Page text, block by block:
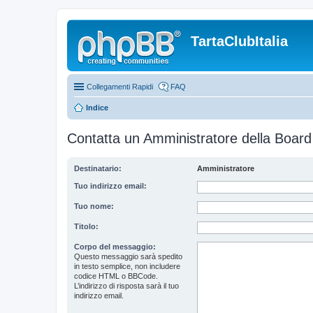
TartaClubItalia
Collegamenti Rapidi FAQ
Indice
Contatta un Amministratore della Board
Destinatario: Amministratore
Tuo indirizzo email:
Tuo nome:
Titolo:
Corpo del messaggio:
Questo messaggio sarà spedito
in testo semplice, non includere
codice HTML o BBCode.
L’indirizzo di risposta sarà il tuo
indirizzo email.